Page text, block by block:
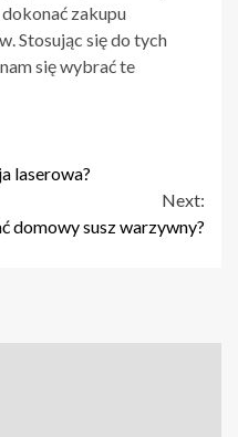
zakupu
Stosując się do tych
się wybrać te
laserowa?
Next:
domowy susz warzywny?